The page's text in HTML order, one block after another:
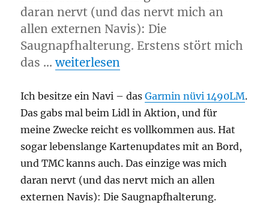
daran nervt (und das nervt mich an
allen externen Navis): Die
Saugnapfhalterung. Erstens stört mich
das …„Navi-Halterung für den Audi“
weiterlesen
Ich besitze ein Navi – dasGarmin nüvi 1490LM.
Das gabs mal beim Lidl in Aktion, und für
meine Zwecke reicht es vollkommen aus. Hat
sogar lebenslange Kartenupdates mit an Bord,
und TMC kanns auch. Das einzige was mich
daran nervt (und das nervt mich an allen
externen Navis): Die Saugnapfhalterung.